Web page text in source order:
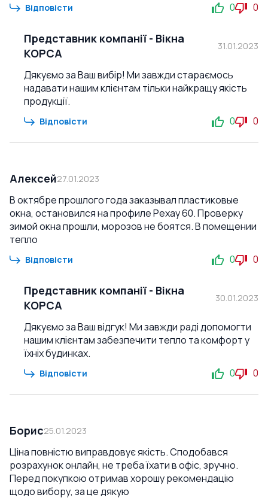
Відповісти 0 0
Представник компанії - Вікна
КОРСА
31.01.2023
Дякуємо за Ваш вибір! Ми завжди стараємось
надавати нашим клієнтам тільки найкращу якість
продукції.
Відповісти 0 0
Алексей27.01.2023
В октябре прошлого года заказывал пластиковые
окна, остановился на профиле Рехау 60. Проверку
зимой окна прошли, морозов не боятся. В помещении
тепло
Відповісти 0 0
Представник компанії - Вікна
КОРСА
30.01.2023
Дякуємо за Ваш відгук! Ми завжди раді допомогти
нашим клієнтам забезпечити тепло та комфорт у
їхніх будинках.
Відповісти 0 0
Борис25.01.2023
Ціна повністю виправдовує якість. Сподобався
розрахунок онлайн, не треба їхати в офіс, зручно.
Перед покупкою отримав хорошу рекомендацію
щодо вибору, за це дякую